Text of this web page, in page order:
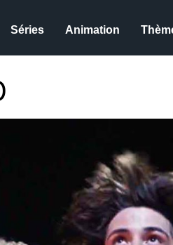
Séries Animation